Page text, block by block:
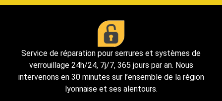
Service de réparation pour serrures et systèmes de
verrouillage 24h/24, 7j/7, 365 jours par an. Nous
intervenons en 30 minutes sur l’ensemble de la région
lyonnaise et ses alentours.